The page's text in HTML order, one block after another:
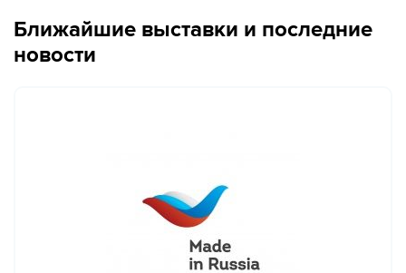
Ближайшие выставки и последние
новости